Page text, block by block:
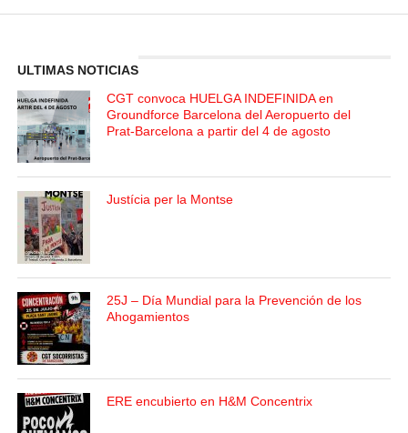
ULTIMAS NOTICIAS
CGT convoca HUELGA INDEFINIDA en
Groundforce Barcelona del Aeropuerto del
Prat-Barcelona a partir del 4 de agosto
Justícia per la Montse
25J – Día Mundial para la Prevención de los
Ahogamientos
ERE encubierto en H&M Concentrix